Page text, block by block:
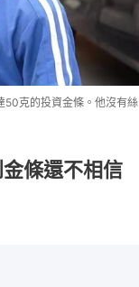
50克的投資金條。他沒有絲
條還不相信